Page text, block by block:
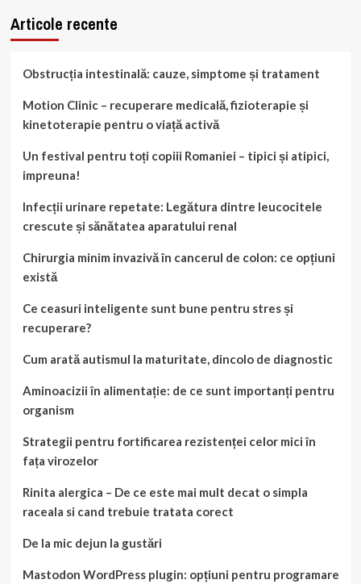
Articole recente
Obstrucția intestinală: cauze, simptome și tratament
Motion Clinic – recuperare medicală, fizioterapie și
kinetoterapie pentru o viață activă
Un festival pentru toți copiii Romaniei – tipici și atipici,
impreuna!
Infecții urinare repetate: Legătura dintre leucocitele
crescute și sănătatea aparatului renal
Chirurgia minim invazivă în cancerul de colon: ce opțiuni
există
Ce ceasuri inteligente sunt bune pentru stres și
recuperare?
Cum arată autismul la maturitate, dincolo de diagnostic
Aminoacizii în alimentație: de ce sunt importanți pentru
organism
Strategii pentru fortificarea rezistenței celor mici în
fața virozelor
Rinita alergica – De ce este mai mult decat o simpla
raceala si cand trebuie tratata corect
De la mic dejun la gustări
Mastodon WordPress plugin: opțiuni pentru programare